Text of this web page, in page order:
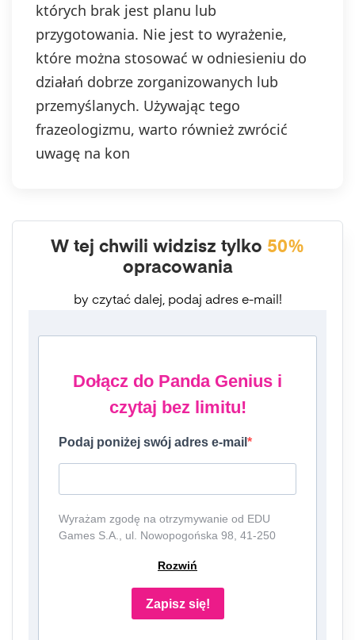
których brak jest planu lub
przygotowania. Nie jest to wyrażenie,
które można stosować w odniesieniu do
działań dobrze zorganizowanych lub
przemyślanych. Używając tego
frazeologizmu, warto również zwrócić
uwagę na kon
W tej chwili widzisz tylko 50%
opracowania
by czytać dalej, podaj adres e-mail!
Dołącz do Panda Genius i
czytaj bez limitu!
Podaj poniżej swój adres e-mail
Wyrażam zgodę na otrzymywanie od EDU
Games S.A., ul. Nowopogońska 98, 41-250
REGON: 387109330 (dalej jako
"Administrator") newslettera, czyli informacji o
tematyce związanej z edukacją i szkolnictwem
oraz ofert handlowych lub/ i reklamowych za
Rozwiń
Zapisz się!